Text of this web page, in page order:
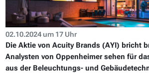
02.10.2024 um 17 Uhr
Die Aktie von Acuity Brands (AYI) bricht
Analysten von Oppenheimer sehen für
aus der Beleuchtungs- und